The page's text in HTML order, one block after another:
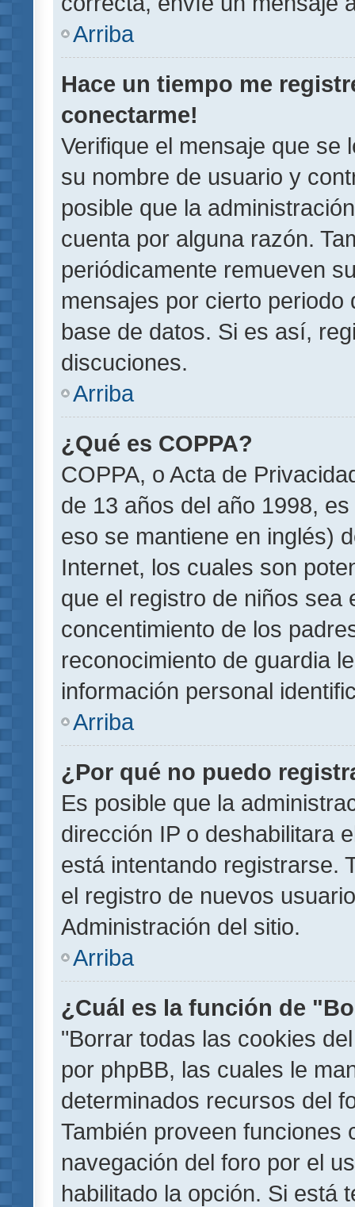
Arriba
Hace un tiempo me
conectarme!
Verifique el mensaje que se
su nombre de usuario y
posible que la
cuenta por alguna razón.
periódicamente remueven
mensajes por cierto
base de datos. Si es así,
discuciones.
Arriba
¿Qué es COPPA?
COPPA, o Acta de
de 13 años del año 1998,
eso se mantiene en inglés)
Internet, los cuales son
que el registro de niños sea
concentimiento de los
reconocimiento de guardia
información personal
Arriba
¿Por qué no puedo
Es posible que la
dirección IP o deshabilitara
está intentando registrarse.
el registro de nuevos
Administración del sitio.
Arriba
¿Cuál es la función de
"Borrar todas las cookies
por phpBB, las cuales le
determinados recursos del
También proveen funciones
navegación del foro por el
habilitado la opción. Si está